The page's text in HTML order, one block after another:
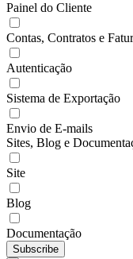
Painel do Cliente
Contas, Contratos e
Autenticação
Sistema de Exportação
Envio de E-mails
Sites, Blog e
Site
Blog
Documentação
Subscribe